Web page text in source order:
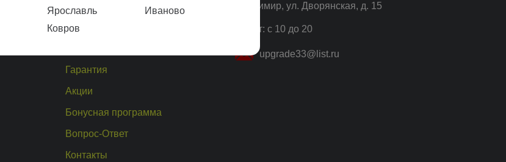
Доставка и оплата
Гарантия
Акции
Бонусная программа
Вопрос-Ответ
Контакты
Владимир, ул. Дворянская, д. 15
Пн-Пт: с 10 до 20
upgrade33@list.ru
Ярославль
Иваново
Ковров